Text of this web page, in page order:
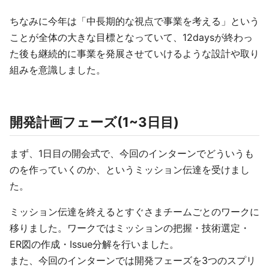
ちなみに今年は「中長期的な視点で事業を考える」という
ことが全体の大きな目標となっていて、12daysが終わっ
た後も継続的に事業を発展させていけるような設計や取り
組みを意識しました。
開発計画フェーズ(1~3日目)
まず、1日目の開会式で、今回のインターンでどういうも
のを作っていくのか、というミッション伝達を受けまし
た。
ミッション伝達を終えるとすぐさまチームごとのワークに
移りました。ワークではミッションの把握・技術選定・
ER図の作成・Issue分解を行いました。
また、今回のインターンでは開発フェーズを3つのスプリ